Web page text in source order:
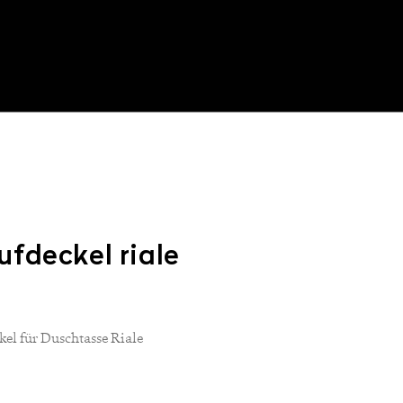
riale
für Duschtasse Riale